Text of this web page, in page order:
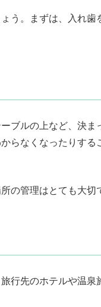
う。まずは、入れ歯
ブルの上など、決ま
らなくなったりする
の管理はとても大切
行先のホテルや温泉